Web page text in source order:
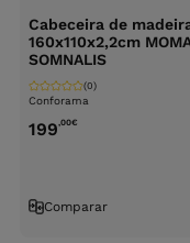
Cabeceira de
160x110x2,2cm
SOMNALIS
Conforama
(0)
199,00€
Comparar